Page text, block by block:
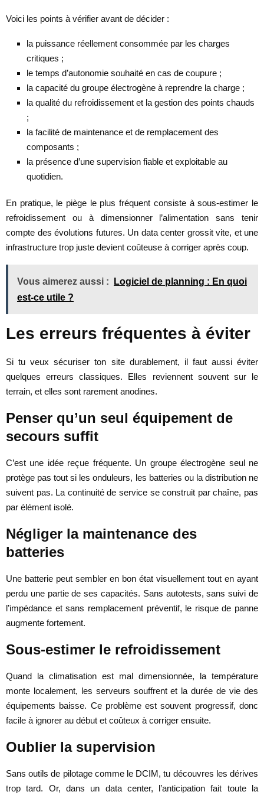
Voici les points à vérifier avant de décider :
la puissance réellement consommée par les charges
critiques ;
le temps d’autonomie souhaité en cas de coupure ;
la capacité du groupe électrogène à reprendre la charge ;
la qualité du refroidissement et la gestion des points chauds
;
la facilité de maintenance et de remplacement des
composants ;
la présence d’une supervision fiable et exploitable au
quotidien.
En pratique, le piège le plus fréquent consiste à sous-estimer le
refroidissement ou à dimensionner l’alimentation sans tenir
compte des évolutions futures. Un data center grossit vite, et une
infrastructure trop juste devient coûteuse à corriger après coup.
Vous aimerez aussi :
Logiciel de planning : En quoi
est-ce utile ?
Les erreurs fréquentes à éviter
Si tu veux sécuriser ton site durablement, il faut aussi éviter
quelques erreurs classiques. Elles reviennent souvent sur le
terrain, et elles sont rarement anodines.
Penser qu’un seul équipement de
secours suffit
C’est une idée reçue fréquente. Un groupe électrogène seul ne
protège pas tout si les onduleurs, les batteries ou la distribution ne
suivent pas. La continuité de service se construit par chaîne, pas
par élément isolé.
Négliger la maintenance des
batteries
Une batterie peut sembler en bon état visuellement tout en ayant
perdu une partie de ses capacités. Sans autotests, sans suivi de
l’impédance et sans remplacement préventif, le risque de panne
augmente fortement.
Sous-estimer le refroidissement
Quand la climatisation est mal dimensionnée, la température
monte localement, les serveurs souffrent et la durée de vie des
équipements baisse. Ce problème est souvent progressif, donc
facile à ignorer au début et coûteux à corriger ensuite.
Oublier la supervision
Sans outils de pilotage comme le DCIM, tu découvres les dérives
trop tard. Or, dans un data center, l’anticipation fait toute la